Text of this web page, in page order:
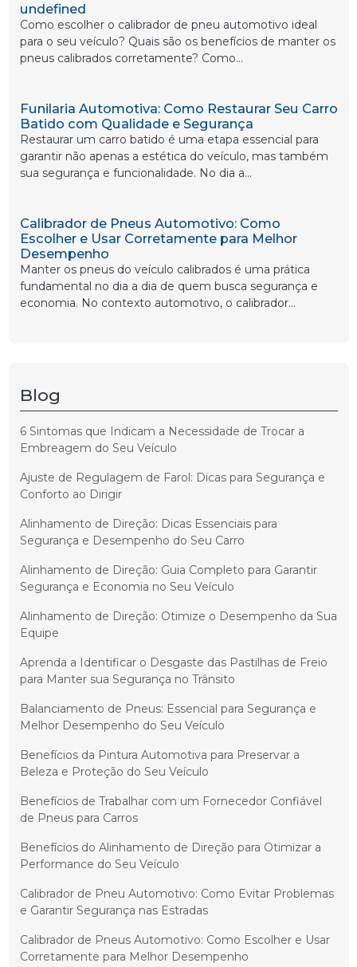
undefined
Como escolher o calibrador de pneu automotivo ideal
para o seu veículo? Quais são os benefícios de manter os
pneus calibrados corretamente? Como...
Funilaria Automotiva: Como Restaurar Seu Carro
Batido com Qualidade e Segurança
Restaurar um carro batido é uma etapa essencial para
garantir não apenas a estética do veículo, mas também
sua segurança e funcionalidade. No dia a...
Calibrador de Pneus Automotivo: Como
Escolher e Usar Corretamente para Melhor
Desempenho
Manter os pneus do veículo calibrados é uma prática
fundamental no dia a dia de quem busca segurança e
economia. No contexto automotivo, o calibrador...
Blog
6 Sintomas que Indicam a Necessidade de Trocar a
Embreagem do Seu Veículo
Ajuste de Regulagem de Farol: Dicas para Segurança e
Conforto ao Dirigir
Alinhamento de Direção: Dicas Essenciais para
Segurança e Desempenho do Seu Carro
Alinhamento de Direção: Guia Completo para Garantir
Segurança e Economia no Seu Veículo
Alinhamento de Direção: Otimize o Desempenho da Sua
Equipe
Aprenda a Identificar o Desgaste das Pastilhas de Freio
para Manter sua Segurança no Trânsito
Balanciamento de Pneus: Essencial para Segurança e
Melhor Desempenho do Seu Veículo
Benefícios da Pintura Automotiva para Preservar a
Beleza e Proteção do Seu Veículo
Benefícios de Trabalhar com um Fornecedor Confiável
de Pneus para Carros
Benefícios do Alinhamento de Direção para Otimizar a
Performance do Seu Veículo
Calibrador de Pneu Automotivo: Como Evitar Problemas
e Garantir Segurança nas Estradas
Calibrador de Pneus Automotivo: Como Escolher e Usar
Corretamente para Melhor Desempenho